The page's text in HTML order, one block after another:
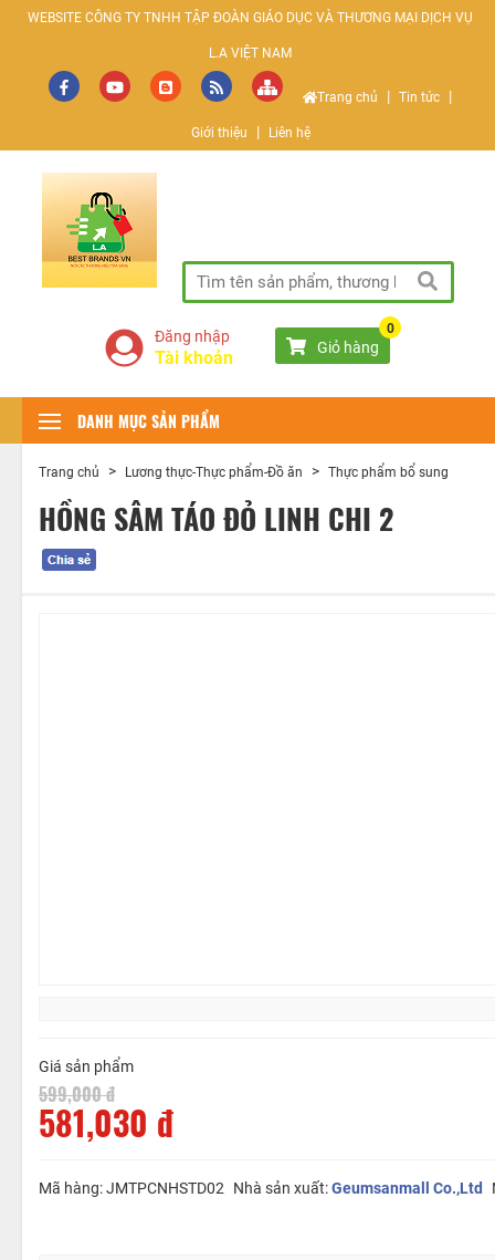
WEBSITE CÔNG TY TNHH TẬP ĐOÀN GIÁO DỤC VÀ THƯƠNG MẠI DỊCH VỤ
L.A VIỆT NAM
Trang chủ | Tin tức |
Giới thiệu | Liên hệ
Đăng nhập
Tài khoản Giỏ hàng
0
DANH MỤC SẢN PHẨM
Trang chủ > Lương thực-Thực phẩm-Đồ ăn > Thực phẩm bổ sung
HỒNG SÂM TÁO ĐỎ LINH CHI 2
Giá sản phẩm
599,000 đ
581,030 đ
Mã hàng: JMTPCNHSTD02 Nhà sản xuất:Geumsanmall Co.,Ltd